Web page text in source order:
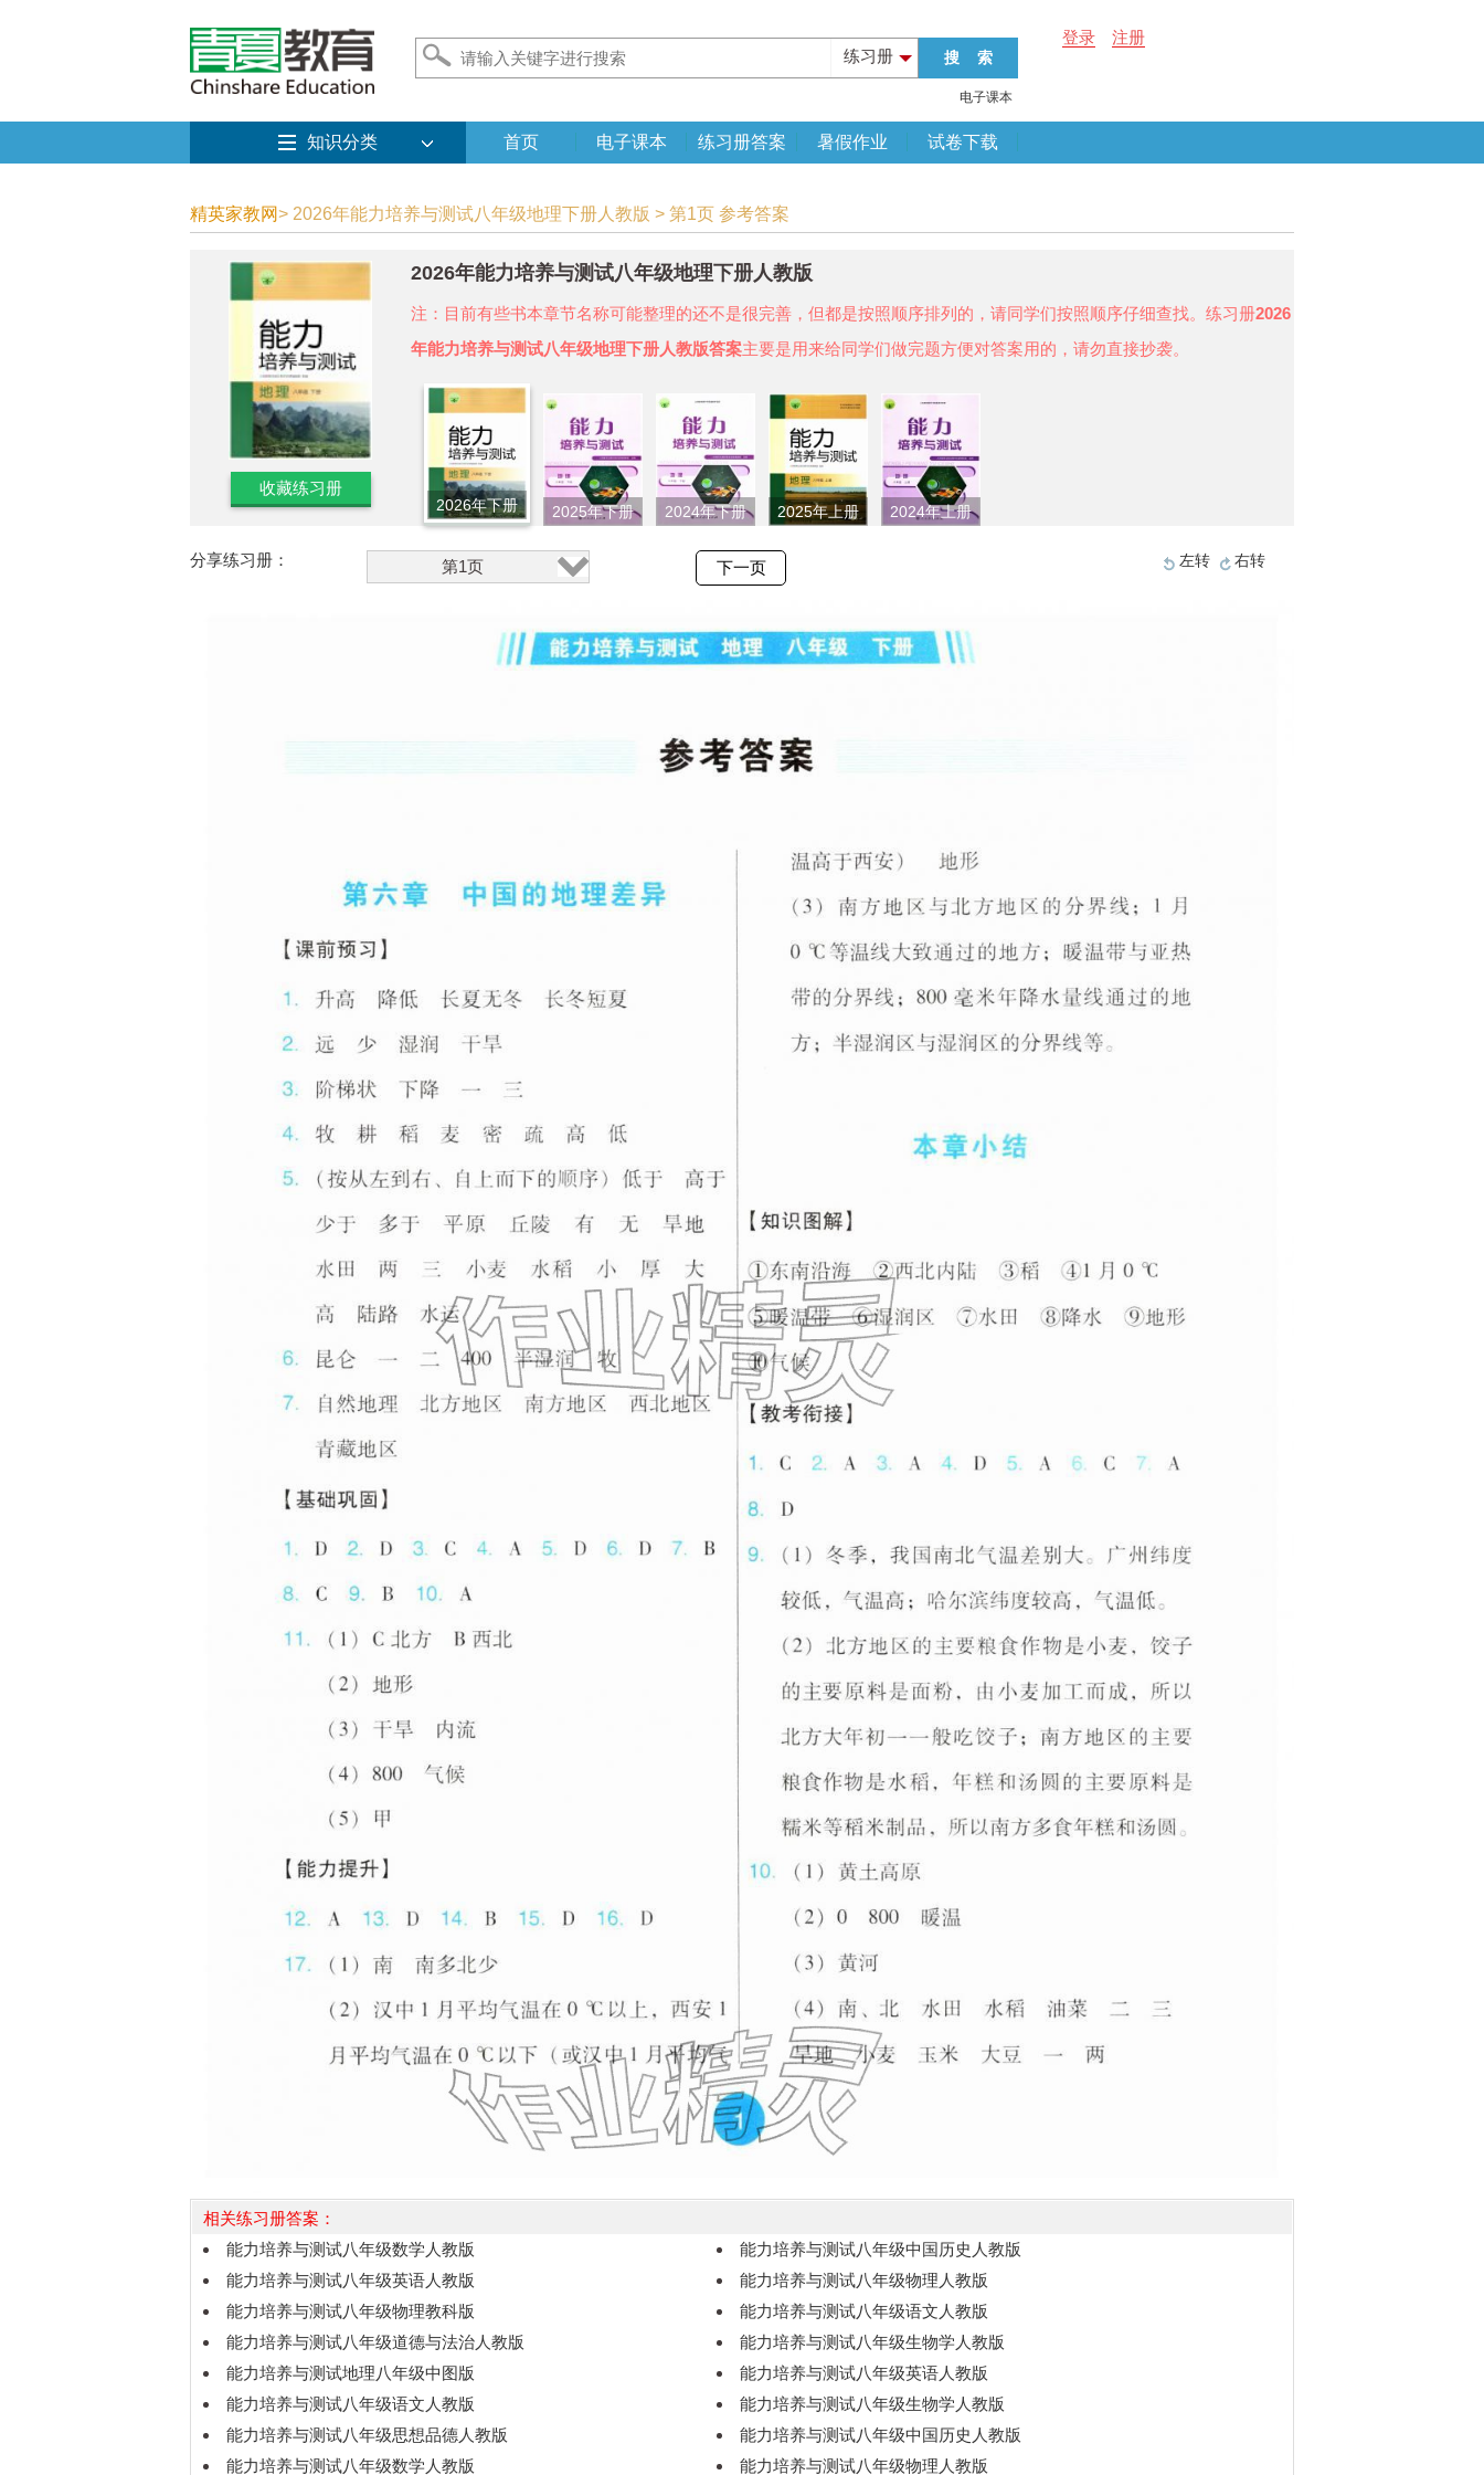
练习册
电子课本
登录 注册
知识分类 首页 电子课本 练习册答案 暑假作业 试卷下载
精英家教网> 2026年能力培养与测试八年级地理下册人教版 > 第1页 参考答案
收藏练习册
2026年能力培养与测试八年级地理下册人教版
注：目前有些书本章节名称可能整理的还不是很完善，但都是按照顺序排列的，请同学们按照顺序仔细查找。练习册2026
年能力培养与测试八年级地理下册人教版答案主要是用来给同学们做完题方便对答案用的，请勿直接抄袭。
2026年下册 2025年下册 2024年下册 2025年上册 2024年上册
分享练习册： 第1页 下一页 左转 右转
相关练习册答案：
能力培养与测试八年级数学人教版
能力培养与测试八年级中国历史人教版
能力培养与测试八年级英语人教版
能力培养与测试八年级物理人教版
能力培养与测试八年级物理教科版
能力培养与测试八年级语文人教版
能力培养与测试八年级道德与法治人教版
能力培养与测试八年级生物学人教版
能力培养与测试地理八年级中图版
能力培养与测试八年级英语人教版
能力培养与测试八年级语文人教版
能力培养与测试八年级生物学人教版
能力培养与测试八年级思想品德人教版
能力培养与测试八年级中国历史人教版
能力培养与测试八年级数学人教版
能力培养与测试八年级物理人教版